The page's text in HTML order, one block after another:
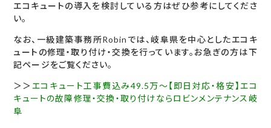
エコキュートの導入を検討している方はぜひ参考にしてくださ
い。
なお、一級建築事務所Robinでは、岐阜県を中心としたエコキ
ュートの修理・取り付け・交換を行っています。お急ぎの方は下
記ページをご覧ください。
＞＞エコキュート工事費込み49.5万～【即日対応・格安】エコ
キュートの故障修理・交換・取り付けならロビンメンテナンス岐
阜